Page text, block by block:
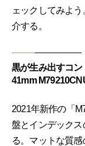
ェックしてみよ
介する。
黒が生み出すコン
41mm
2021年新作の「
盤とインデック
る。マットな質